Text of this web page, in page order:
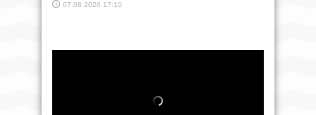
07.08.2026 17:10